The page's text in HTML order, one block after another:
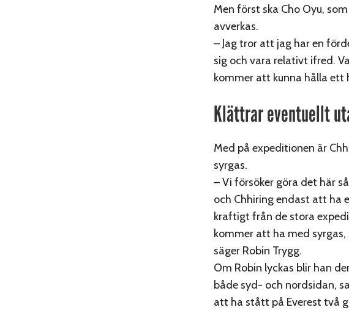
Men först ska Cho Oyu,
avverkas.
– Jag tror att jag har en
sig och vara relativt ifred.
kommer att kunna hålla ett
Klättrar eventuellt
Med på expeditionen är
syrgas.
– Vi försöker göra det här
och Chhiring endast att ha
kraftigt från de stora
kommer att ha med
säger Robin Trygg.
Om Robin lyckas blir han
både syd- och nordsidan,
att ha stått på Everest två